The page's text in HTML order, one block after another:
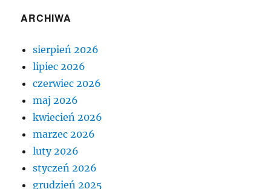
ARCHIWA
sierpień 2026
lipiec 2026
czerwiec 2026
maj 2026
kwiecień 2026
marzec 2026
luty 2026
styczeń 2026
grudzień 2025